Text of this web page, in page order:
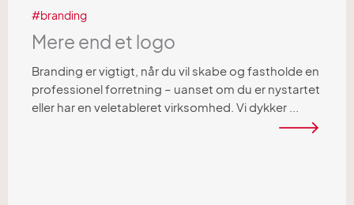
branding
Mere end et logo
Branding er vigtigt, når du vil skabe og fastholde en
professionel forretning – uanset om du er nystartet
eller har en veletableret virksomhed. Vi dykker ...